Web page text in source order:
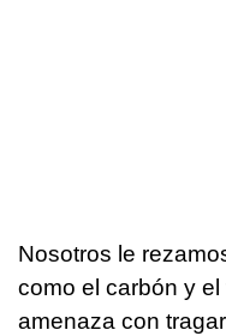
Nosotros le
como el carbón y
amenaza con